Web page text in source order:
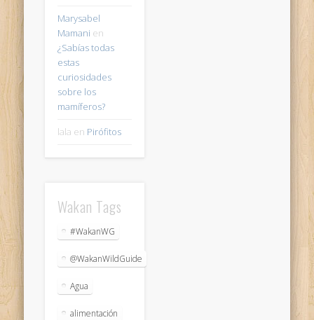
Marysabel
Mamani en
¿Sabías todas
estas
curiosidades
sobre los
mamíferos?
lala en Pirófitos
Wakan Tags
#WakanWG
@WakanWildGuide
Agua
alimentación